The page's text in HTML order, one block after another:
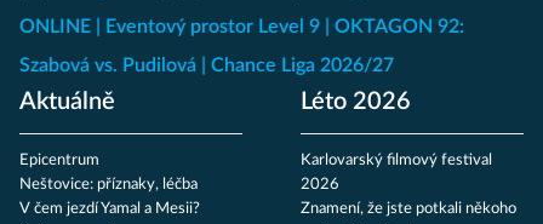
ONLINE
Eventový prostor Level 9
OKTAGON 92:
Szabová vs. Pudilová
Chance Liga 2026/27
Aktuálně
Epicentrum
Neštovice: příznaky, léčba
V čem jezdí Yamal a Mesii?
Léto 2026
Karlovarský filmový festival
2026
Znamení, že jste potkali někoho